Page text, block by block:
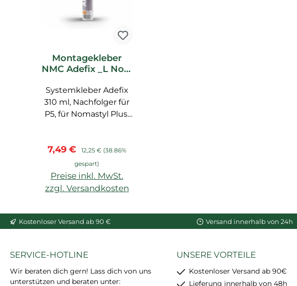
Montagekleber
NMC Adefix _L Noel
Spachtelkleber
Systemkleber Adefix
310 ml, Nachfolger für
P5, für Nomastyl Plus,
starke
Anfangshaftung,
feinkörnig, schleif- und
überstreichbar, enthält
Verkaufspreis:
7,49 € Regulärer Preis:
12,25 € (38.86%
gespart)
Preise inkl. MwSt.
zzgl. Versandkosten
Kostenloser Versand ab 90 € Versand innerhalb von 24h
SERVICE-HOTLINE
Wir beraten dich gern! Lass dich von uns
unterstützen und beraten unter:
UNSERE VORTEILE
Kostenloser Versand ab 90€
Lieferung innerhalb von 48h